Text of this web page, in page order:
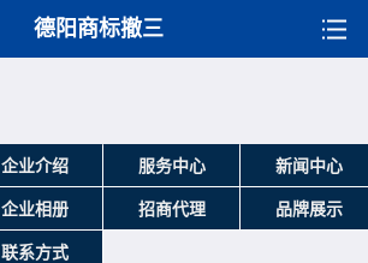
德阳商标撤三
企业介绍 服务中心 新闻中心
企业相册 招商代理 品牌展示
联系方式